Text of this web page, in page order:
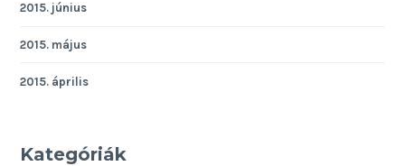
2015. június
2015. május
2015. április
Kategóriák